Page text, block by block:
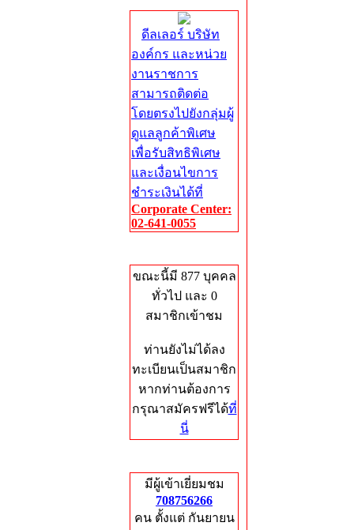
ดีลเลอร์ บริษัท
องค์กร และหน่วย
งานราชการ
สามารถติดต่อ
โดยตรงไปยังกลุ่มผู้
ดูแลลูกค้าพิเศษ
เพื่อรับสิทธิพิเศษ
และเงื่อนไขการ
ชำระเงินได้ที่
Corporate Center:
02-641-0055
ขณะนี้มี 877 บุคคล
ทั่วไป และ 0
สมาชิกเข้าชม
ท่านยังไม่ได้ลง
ทะเบียนเป็นสมาชิก
หากท่านต้องการ
กรุณาสมัครฟรีได้ที่
นี่
มีผู้เข้าเยี่ยมชม
708756266
คน ตั้งแต่ กันยายน